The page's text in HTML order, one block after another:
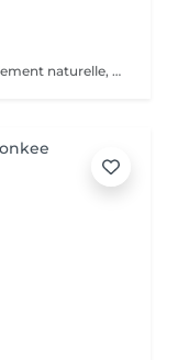
Coloration des sourcils sans oxydant, totalement naturelle, pas de risque d'allergie. Grâce à l'henné, nous pouvons redessiner les sourcils pour donner l'illusion qu'ils sont plus remplis.